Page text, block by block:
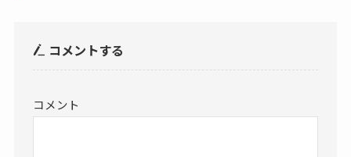
コメントする
コメント